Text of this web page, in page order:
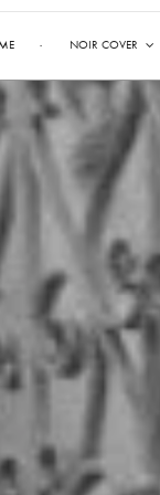
NOIR COVER